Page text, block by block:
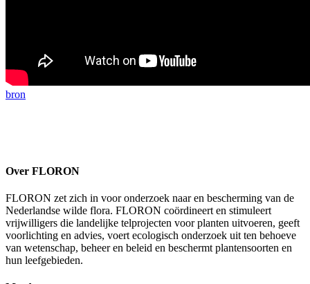
bron
Over FLORON
FLORON zet zich in voor onderzoek naar en bescherming van de
Nederlandse wilde flora. FLORON coördineert en stimuleert
vrijwilligers die landelijke telprojecten voor planten uitvoeren, geeft
voorlichting en advies, voert ecologisch onderzoek uit ten behoeve
van wetenschap, beheer en beleid en beschermt plantensoorten en
hun leefgebieden.